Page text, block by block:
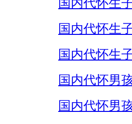
国内代怀生
国内代怀生
国内代怀生
国内代怀男
国内代怀男